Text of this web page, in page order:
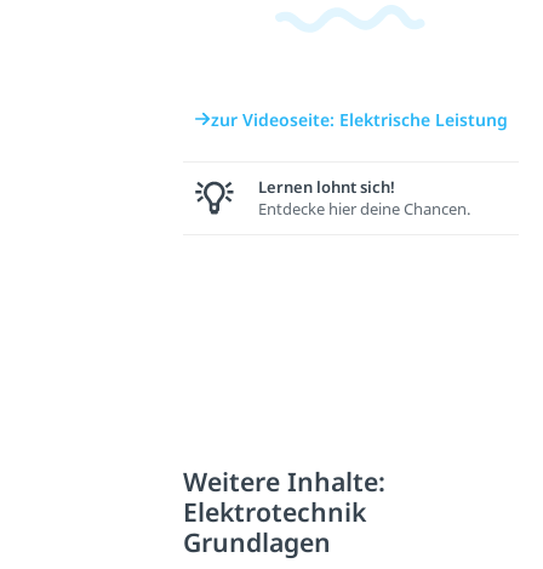
zur Videoseite: Elektrische Leistung
Lernen lohnt sich!
Entdecke hier deine Chancen.
Weitere Inhalte:
Elektrotechnik
Grundlagen